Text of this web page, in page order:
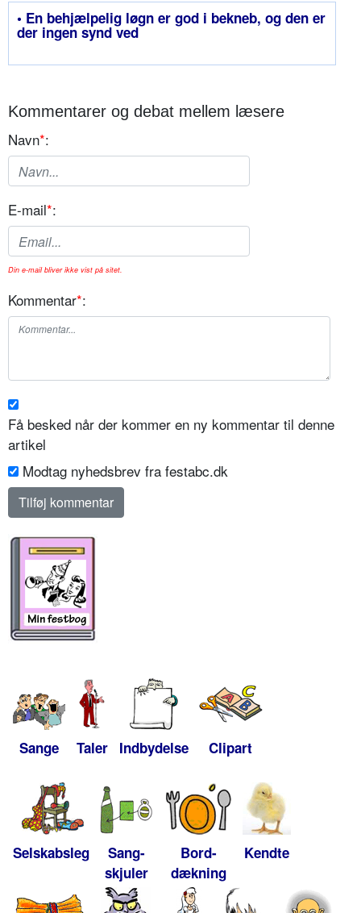
• En behjælpelig løgn er god i bekneb, og den er
der ingen synd ved
Kommentarer og debat mellem læsere
Navn*:
E-mail*:
Din e-mail bliver ikke vist på sitet.
Kommentar*:
Få besked når der kommer en ny kommentar til denne
artikel
Modtag nyhedsbrev fra festabc.dk
Sange Taler Indbydelse Clipart
Selskabsleg
Sang-
skjuler
Bord-
dækning
Kendte